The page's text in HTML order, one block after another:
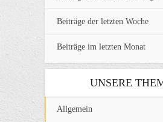
Beiträge der letzten Woche
Beiträge im letzten Monat
UNSERE
Allgemein